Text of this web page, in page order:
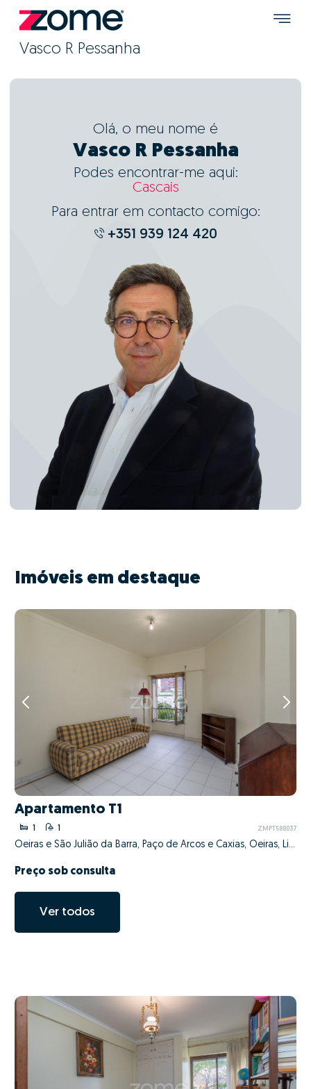
Vasco R Pessanha
Olá, o meu nome é
Vasco R Pessanha
Podes encontrar-me aqui:
Cascais
Para entrar em contacto comigo:
+351 939 124 420
Imóveis em destaque
Apartamento T1
1 1 ZMPT588037
Oeiras e São Julião da Barra, Paço de Arcos e Caxias, Oeiras, Lisboa
Preço sob consulta
Ver todos